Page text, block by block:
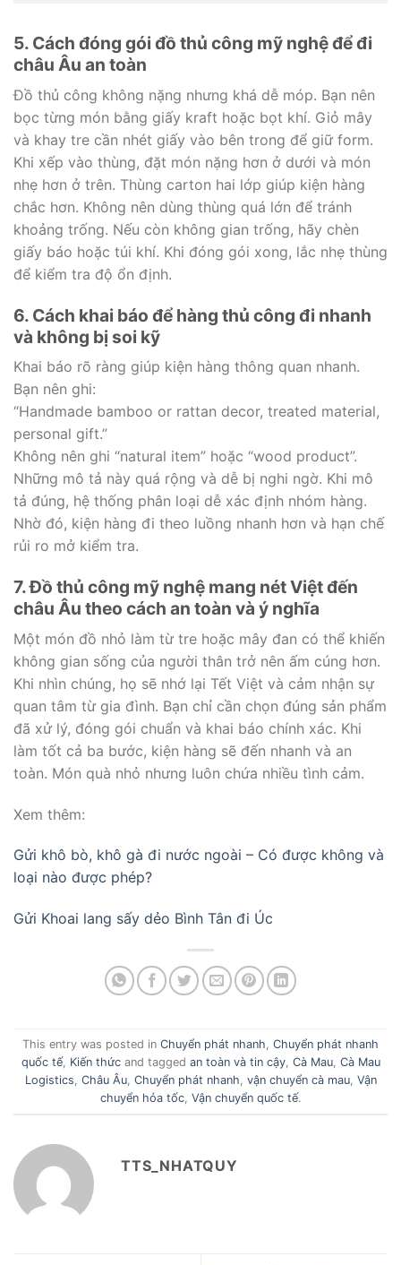
5. Cách đóng gói đồ thủ công mỹ nghệ để đi
châu Âu an toàn
Đồ thủ công không nặng nhưng khá dễ móp. Bạn nên
bọc từng món bằng giấy kraft hoặc bọt khí. Giỏ mây
và khay tre cần nhét giấy vào bên trong để giữ form.
Khi xếp vào thùng, đặt món nặng hơn ở dưới và món
nhẹ hơn ở trên. Thùng carton hai lớp giúp kiện hàng
chắc hơn. Không nên dùng thùng quá lớn để tránh
khoảng trống. Nếu còn không gian trống, hãy chèn
giấy báo hoặc túi khí. Khi đóng gói xong, lắc nhẹ thùng
để kiểm tra độ ổn định.
6. Cách khai báo để hàng thủ công đi nhanh
và không bị soi kỹ
Khai báo rõ ràng giúp kiện hàng thông quan nhanh.
Bạn nên ghi:
“Handmade bamboo or rattan decor, treated material,
personal gift.”
Không nên ghi “natural item” hoặc “wood product”.
Những mô tả này quá rộng và dễ bị nghi ngờ. Khi mô
tả đúng, hệ thống phân loại dễ xác định nhóm hàng.
Nhờ đó, kiện hàng đi theo luồng nhanh hơn và hạn chế
rủi ro mở kiểm tra.
7. Đồ thủ công mỹ nghệ mang nét Việt đến
châu Âu theo cách an toàn và ý nghĩa
Một món đồ nhỏ làm từ tre hoặc mây đan có thể khiến
không gian sống của người thân trở nên ấm cúng hơn.
Khi nhìn chúng, họ sẽ nhớ lại Tết Việt và cảm nhận sự
quan tâm từ gia đình. Bạn chỉ cần chọn đúng sản phẩm
đã xử lý, đóng gói chuẩn và khai báo chính xác. Khi
làm tốt cả ba bước, kiện hàng sẽ đến nhanh và an
toàn. Món quà nhỏ nhưng luôn chứa nhiều tình cảm.
Xem thêm:
Gửi khô bò, khô gà đi nước ngoài – Có được không và
loại nào được phép?
Gửi Khoai lang sấy dẻo Bình Tân đi Úc
This entry was posted in Chuyển phát nhanh Chuyển phát nhanh
quốc tế, Kiến thứcand tagged an toàn và tin cậy, Cà Mau, Cà Mau
Logistics Châu Âu, Chuyển phát nhanh vận chuyển cà mau, Vận
chuyển hỏa tốc, Vận chuyển quốc tế.
TTS_NHATQUY